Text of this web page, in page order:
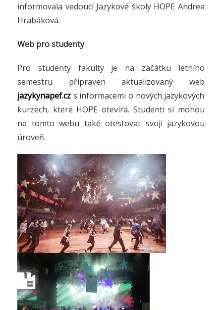
informovala vedoucí Jazykové školy HOPE Andrea
Hrabáková.
Web pro studenty
Pro studenty fakulty je na začátku letního
semestru připraven aktualizovaný web
jazykynapef.cz s informacemi o nových jazykových
kurzech, které HOPE otevírá. Studenti si mohou
na tomto webu také otestovat svoji jazykovou
úroveň.